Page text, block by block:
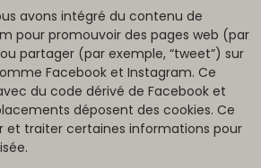
avons intégré du contenu de
pour promouvoir des pages web (par
ou partager (par exemple, “tweet”) sur
Facebook et Instagram. Ce
du code dérivé de Facebook et
déposent des cookies. Ce
et traiter certaines informations pour